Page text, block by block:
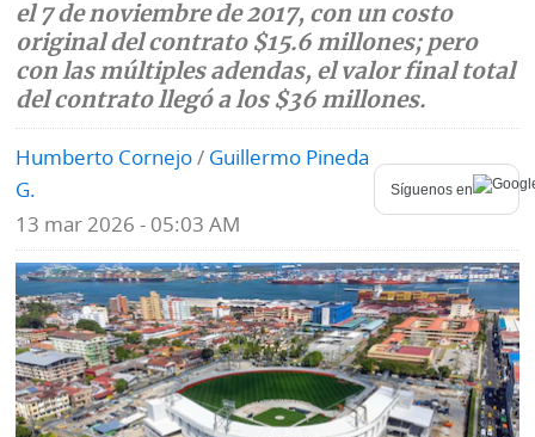
Mundo
Deportes
Tecnología
la
Firma
Blogs
Fotografías
Videos
de
erratas
Historias
SERVICIOS
el 7 de noviembre de 2017, con un costo
original del contrato $15.6 millones; pero
con las múltiples adendas, el valor final total
del contrato llegó a los $36 millones.
Humberto Cornejo/ Guillermo Pineda
G.
13 mar 2026 - 05:03 AM
Síguenos en